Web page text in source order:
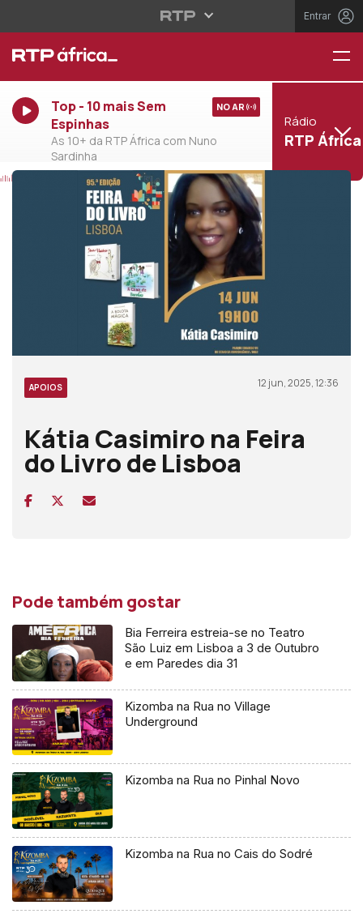
Entrar
Top - 10 mais Sem
Espinhas
As 10+ da RTP África com Nuno
Sardinha
NO AR
Rádio
RTP África
APOIOS 12 jun, 2025, 12:36
Kátia Casimiro na Feira
do Livro de Lisboa
Pode também gostar
Bia Ferreira estreia-se no Teatro
São Luiz em Lisboa a 3 de Outubro
e em Paredes dia 31
Kizomba na Rua no Village
Underground
Kizomba na Rua no Pinhal Novo
Kizomba na Rua no Cais do Sodré